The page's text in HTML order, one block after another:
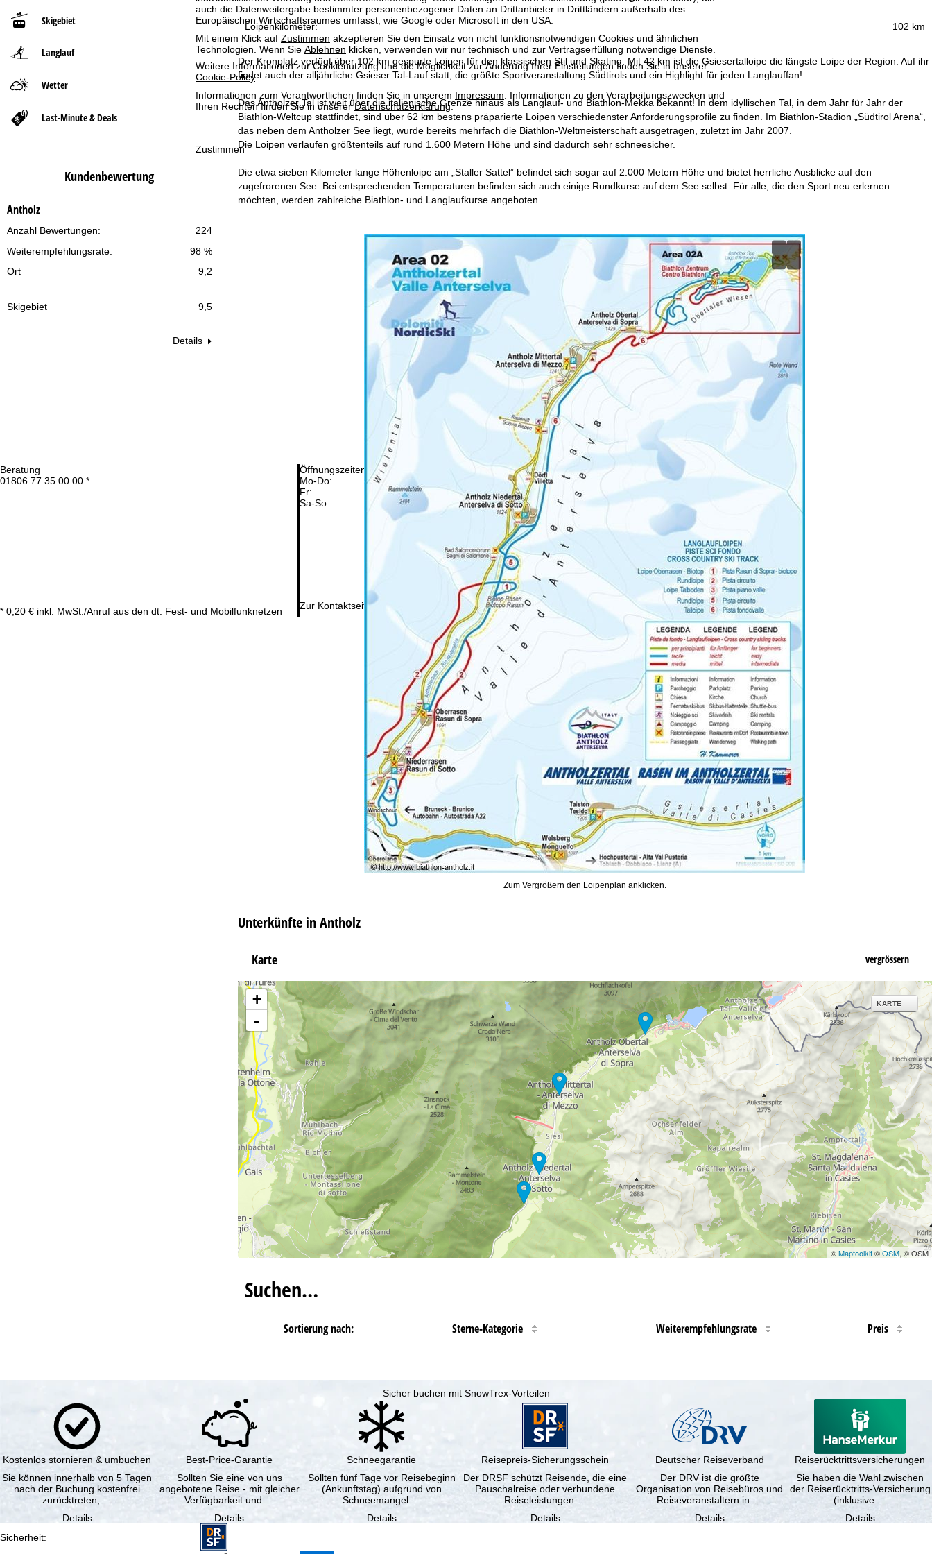
auch die Datenweitergabe bestimmter personenbezogener Daten an Drittanbieter in Drittländern außerhalb des
Europäischen Wirtschaftsraumes umfasst, wie Google oder Microsoft in den USA.
Mit einem Klick auf Zustimmen akzeptieren Sie den Einsatz von nicht funktionsnotwendigen Cookies und ähnlichen
Technologien. Wenn Sie Ablehnen klicken, verwenden wir nur technisch und zur Vertragserfüllung notwendige Dienste.
Weitere Informationen zur Cookienutzung und die Möglichkeit zur Änderung Ihrer Einstellungen finden Sie in unserer
Cookie-Policy.
Informationen zum Verantwortlichen finden Sie in unserem Impressum. Informationen zu den Verarbeitungszwecken und
Ihren Rechten finden Sie in unsererDatenschutzerklärung.
Zustimmen
Beratung
01806 77 35 00 00 *
* 0,20 € inkl. MwSt./Anruf aus den dt. Fest- und Mobilfunknetzen
Öffnungszeiten
Mo-Do:
09:00-17:00 Uhr
Fr:
09:00-15:00 Uhr
Sa-So:
geschlossen
Zur Kontaktseite
Beratung
Skigebiet
Langlauf
Wetter
Last-Minute & Deals
Kundenbewertung
Antholz
224
Anzahl Bewertungen:
98 %
Weiterempfehlungsrate:
Ort
9,2
Skigebiet 9,5
Details
t
s
e
i
t
e
102 km
Loipenkilometer:
Der Kronplatz verfügt über 102 km gespurte Loipen für den klassischen Stil und Skating. Mit 42 km ist die Gsiesertalloipe die längste Loipe der Region. Auf ihr
findet auch der alljährliche Gsieser Tal-Lauf statt, die größte Sportveranstaltung Südtirols und ein Highlight für jeden Langlauffan!
Das Antholzer Tal ist weit über die italienische Grenze hinaus als Langlauf- und Biathlon-Mekka bekannt! In dem idyllischen Tal, in dem Jahr für Jahr der
Biathlon-Weltcup stattfindet, sind über 62 km bestens präparierte Loipen verschiedenster Anforderungsprofile zu finden. Im Biathlon-Stadion „Südtirol Arena“,
das neben dem Antholzer See liegt, wurde bereits mehrfach die Biathlon-Weltmeisterschaft ausgetragen, zuletzt im Jahr 2007.
Die Loipen verlaufen größtenteils auf rund 1.600 Metern Höhe und sind dadurch sehr schneesicher.
Die etwa sieben Kilometer lange Höhenloipe am „Staller Sattel” befindet sich sogar auf 2.000 Metern Höhe und bietet herrliche Ausblicke auf den
zugefrorenen See. Bei entsprechenden Temperaturen befinden sich auch einige Rundkurse auf dem See selbst. Für alle, die den Sport neu erlernen
möchten, werden zahlreiche Biathlon- und Langlaufkurse angeboten.
Zum Vergrößern den Loipenplan anklicken.
Unterkünfte in Antholz
Karte vergrössern
+
-
KARTE
©Maptoolkit©OSM, © OSM
Suchen…
Sortierung nach: Sterne-Kategorie Weiterempfehlungsrate Preis
Sicher buchen mit SnowTrex-Vorteilen
Kostenlos stornieren & umbuchen
Sie können innerhalb von 5 Tagen
nach der Buchung kostenfrei
zurücktreten, …
Details
Best-Price-Garantie
Sollten Sie eine von uns
angebotene Reise - mit gleicher
Verfügbarkeit und …
Details
Schneegarantie
Sollten fünf Tage vor Reisebeginn
(Ankunftstag) aufgrund von
Schneemangel …
Details
Reisepreis-Sicherungsschein
Der DRSF schützt Reisende, die eine
Pauschalreise oder verbundene
Reiseleistungen …
Details
Deutscher Reiseverband
Der DRV ist die größte
Organisation von Reisebüros und
Reiseveranstaltern in …
Details
Reiserücktrittsversicherungen
Sie haben die Wahl zwischen
der Reiserücktritts-Versicherung
(inklusive …
Details
Sicherheit: